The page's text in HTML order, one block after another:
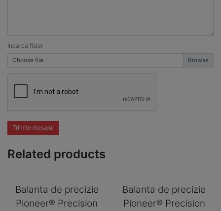
Incarca fisier
Choose file
Trimite mesajul
Related products
Balanta de precizie
Pioneer® Precision
Balanta de precizie
Pioneer® Precision